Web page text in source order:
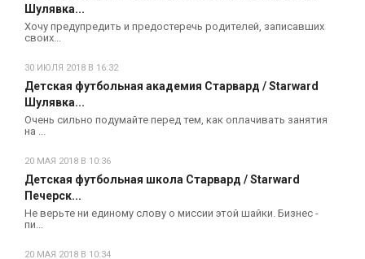
Шулявка...
Хочу предупредить и предостеречь родителей, записавших
своих...
30 ИЮЛЯ 2018 В 16:32
Детская футбольная академия Старвард / Starward
Шулявка...
Очень сильно подумайте перед тем, как оплачивать занятия
на ...
20 МАЯ 2018 В 10:36
Детская футбольная школа Старвард / Starward
Печерск...
Не верьте ни единому слову о миссии этой шайки. Бизнес -
пи...
20 МАЯ 2018 В 10:34